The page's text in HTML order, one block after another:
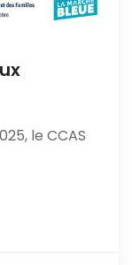
le CCAS